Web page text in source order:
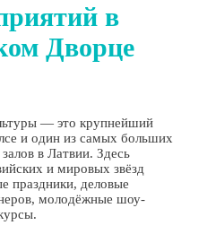
в
Дворце
— это крупнейший
и один из самых больших
в Латвии. Здесь
и мировых звёзд
праздники, деловые
молодёжные шоу-